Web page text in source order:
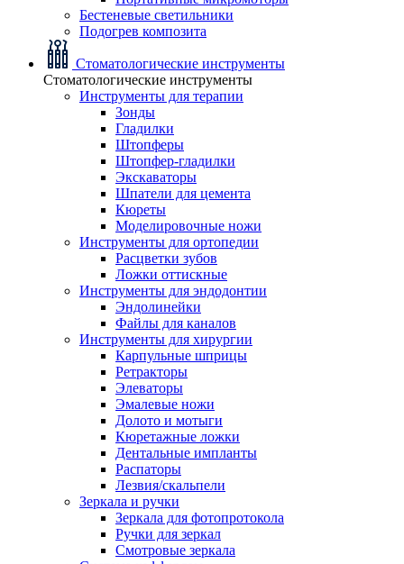
Бестеневые светильники
Подогрев композита
Стоматологические инструменты
Стоматологические инструменты
Инструменты для терапии
Зонды
Гладилки
Штопферы
Штопфер-гладилки
Экскаваторы
Шпатели для цемента
Кюреты
Моделировочные ножи
Инструменты для ортопедии
Расцветки зубов
Ложки оттискные
Инструменты для эндодонтии
Эндолинейки
Файлы для каналов
Инструменты для хирургии
Карпульные шприцы
Ретракторы
Элеваторы
Эмалевые ножи
Долото и мотыги
Кюретажные ложки
Дентальные импланты
Распаторы
Лезвия/скальпели
Зеркала и ручки
Зеркала для фотопротокола
Ручки для зеркал
Смотровые зеркала